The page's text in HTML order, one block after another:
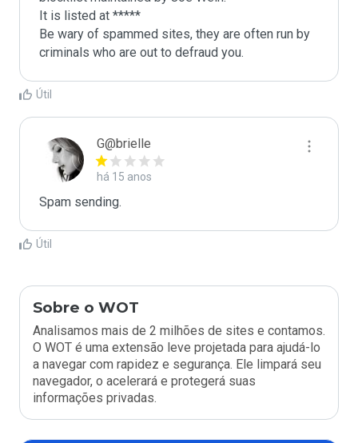
It is listed at *****
Be wary of spammed sites, they are often run by
criminals who are out to defraud you.
Útil
G@brielle
há 15 anos
Spam sending.
Útil
Sobre o WOT
Analisamos mais de 2 milhões de sites e contamos.
O WOT é uma extensão leve projetada para ajudá-lo
a navegar com rapidez e segurança. Ele limpará seu
navegador, o acelerará e protegerá suas
informações privadas.